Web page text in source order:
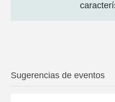
Sugerencias de eventos